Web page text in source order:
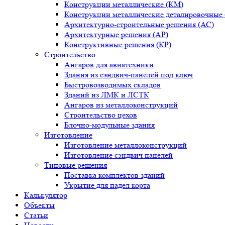
Конструкции металлические (КМ)
Конструкции металлические
Архитектурно-строительные решения (АС)
Архитектурные решения (АР)
Конструктивные решения (КР)
Строительство
Ангаров для авиатехники
Здания из сэндвич-панелей под ключ
Быстровозводимых складов
Зданий из ЛМК и ЛСТК
Ангаров из металлоконструкций
Строительство цехов
Блочно-модульные здания
Изготовление
Изготовление металлоконструкций
Изготовление сэндвич панелей
Типовые решения
Поставка комплектов зданий
Укрытие для падел корта
Калькулятор
Объекты
Статьи